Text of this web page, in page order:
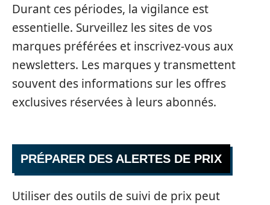
Durant ces périodes, la vigilance est
essentielle. Surveillez les sites de vos
marques préférées et inscrivez-vous aux
newsletters. Les marques y transmettent
souvent des informations sur les offres
exclusives réservées à leurs abonnés.
PRÉPARER DES ALERTES DE PRIX
Utiliser des outils de suivi de prix peut